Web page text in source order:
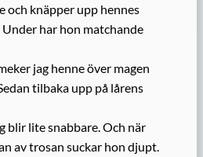
och knäpper upp hennes
Under har hon matchande
jag henne över magen
tilbaka upp på lårens
blir lite snabbare. Och när
av trosan suckar hon djupt.